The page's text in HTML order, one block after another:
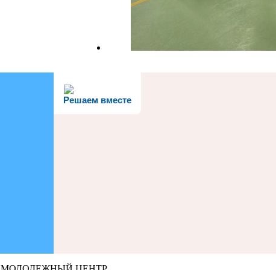
Решаем вместе